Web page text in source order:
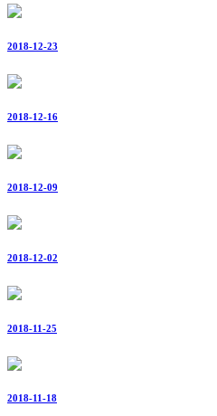
2018-12-23
2018-12-16
2018-12-09
2018-12-02
2018-11-25
2018-11-18